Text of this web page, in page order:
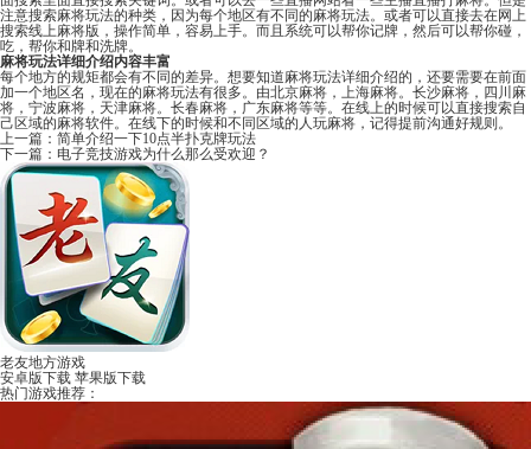
注意搜索麻将玩法的种类，因为每个地区有不同的麻将玩法。或者可以直接去在网上
搜索线上麻将版，操作简单，容易上手。而且系统可以帮你记牌，然后可以帮你碰，
吃，帮你和牌和洗牌。
麻将玩法详细介绍内容丰富
每个地方的规矩都会有不同的差异。想要知道麻将玩法详细介绍的，还要需要在前面
加一个地区名，现在的麻将玩法有很多。由北京麻将，上海麻将。长沙麻将，四川麻
将，宁波麻将， 天津麻将。长春麻将， 广东麻将等等。在线上的时候可以直接搜索自
己区域的麻将软件。在线下的时候和不同区域的人玩麻将，记得提前沟通好规则。
上一篇： 简单介绍一下10点半扑克牌玩法
下一篇： 电子竞技游戏为什么那么受欢迎？
老友地方游戏
安卓版下载 苹果版下载
热门游戏推荐：